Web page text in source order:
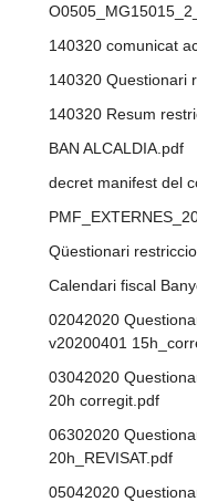
140320 comunicat
140320 Questionari
140320 Resum
BAN ALCALDIA.pdf
decret manifest del
Qüestionari
Calendari fiscal
02042020
v20200401
03042020
20h corregit.pdf
06302020
20h_REVISAT.pdf
05042020